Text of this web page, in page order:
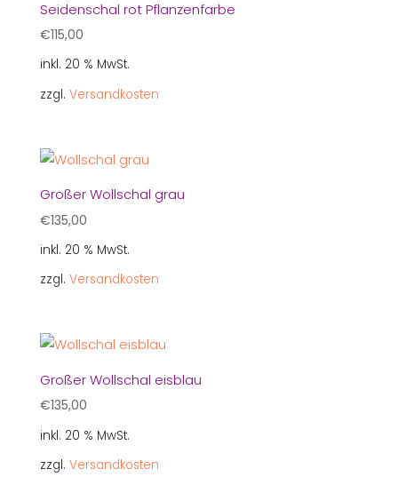
Seidenschal rot Pflanzenfarbe
€115,00
inkl. 20 % MwSt.
zzgl. Versandkosten
Großer Wollschal grau
€135,00
inkl. 20 % MwSt.
zzgl. Versandkosten
Großer Wollschal eisblau
€135,00
inkl. 20 % MwSt.
zzgl. Versandkosten